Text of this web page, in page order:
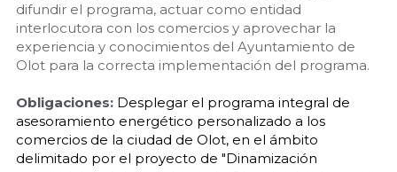
difundir el programa, actuar como entidad
interlocutora con los comercios y aprovechar la
experiencia y conocimientos del Ayuntamiento de
Olot para la correcta implementación del programa.
Obligaciones: Desplegar el programa integral de
asesoramiento energético personalizado a los
comercios de la ciudad de Olot, en el ámbito
delimitado por el proyecto de "Dinamización